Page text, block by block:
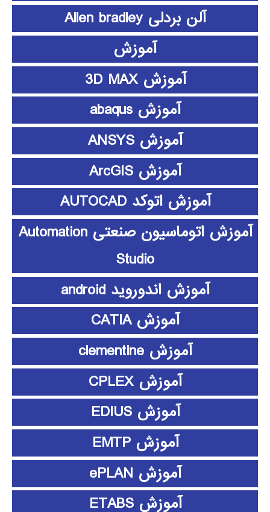
آلن بردلی Allen bradley
آموزش
آموزش 3D MAX
آموزش abaqus
آموزش ANSYS
آموزش ArcGIS
آموزش اتوکد AUTOCAD
آموزش اتوماسیون صنعتی Automation
Studio
آموزش اندوروید android
آموزش CATIA
آموزش clementine
آموزش CPLEX
آموزش EDIUS
آموزش EMTP
آموزش ePLAN
آموزش ETABS